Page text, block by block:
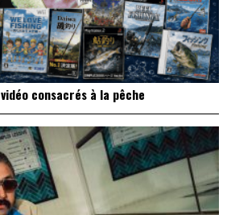
consacrés à la pêche